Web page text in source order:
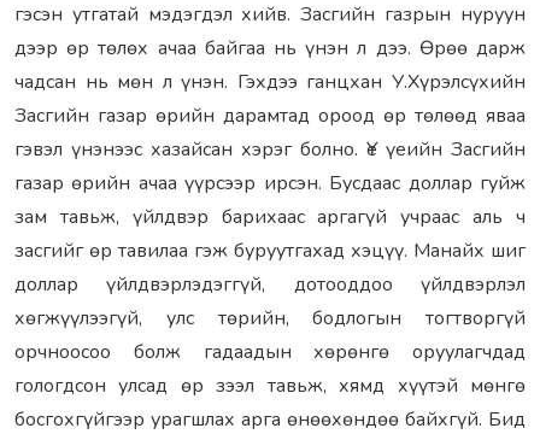
гэсэн утгатай мэдэгдэл хийв. Засгийн газрын нуруун
дээр өр төлөх ачаа байгаа нь үнэн л дээ. Өрөө дарж
чадсан нь мөн л үнэн. Гэхдээ ганцхан У.Хүрэлсүхийн
Засгийн газар өрийн дарамтад ороод өр төлөөд яваа
гэвэл үнэнээс хазайсан хэрэг болно. Үе үеийн Засгийн
газар өрийн ачаа үүрсээр ирсэн. Бусдаас доллар гуйж
зам тавьж, үйлдвэр барихаас аргагүй учраас аль ч
засгийг өр тавилаа гэж буруутгахад хэцүү. Манайх шиг
доллар үйлдвэрлэдэггүй, дотооддоо үйлдвэрлэл
хөгжүүлээгүй, улс төрийн, бодлогын тогтворгүй
орчноосоо болж гадаадын хөрөнгө оруулагчдад
гологдсон улсад өр зээл тавьж, хямд хүүтэй мөнгө
босгохгүйгээр урагшлах арга өнөөхөндөө байхгүй. Бид